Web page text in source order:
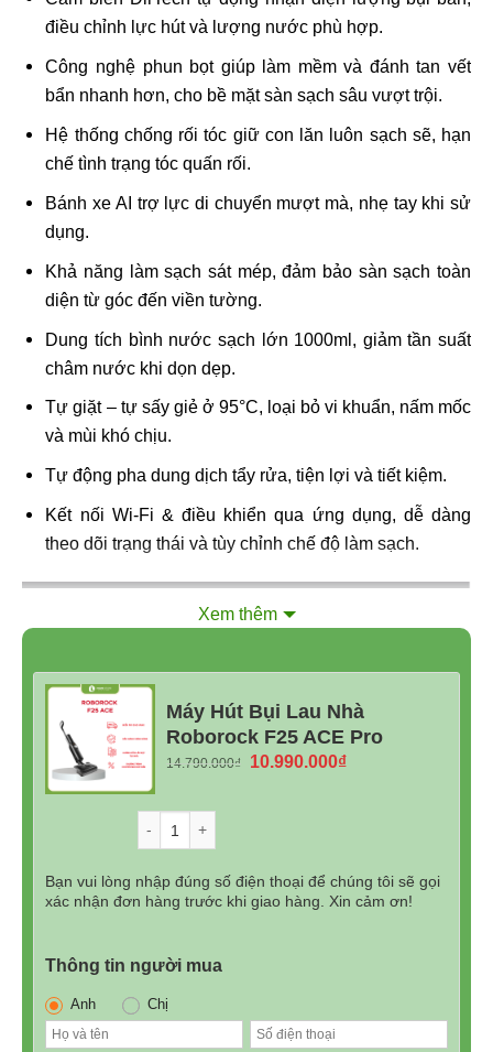
điều chỉnh lực hút và lượng nước phù hợp.
Công nghệ phun bọt giúp làm mềm và đánh tan vết
bẩn nhanh hơn, cho bề mặt sàn sạch sâu vượt trội.
Hệ thống chống rối tóc giữ con lăn luôn sạch sẽ, hạn
chế tình trạng tóc quấn rối.
Bánh xe AI trợ lực di chuyển mượt mà, nhẹ tay khi sử
dụng.
Khả năng làm sạch sát mép, đảm bảo sàn sạch toàn
diện từ góc đến viền tường.
Dung tích bình nước sạch lớn 1000ml, giảm tần suất
châm nước khi dọn dẹp.
Tự giặt – tự sấy giẻ ở 95°C, loại bỏ vi khuẩn, nấm mốc
và mùi khó chịu.
Tự động pha dung dịch tẩy rửa, tiện lợi và tiết kiệm.
Kết nối Wi-Fi & điều khiển qua ứng dụng, dễ dàng
theo dõi trạng thái và tùy chỉnh chế độ làm sạch.
Xem thêm
Máy Hút Bụi Lau Nhà
Roborock F25 ACE Pro
14.790.000₫
Giá
10.990.000₫Giá
Bạn vui lòng nhập đúng số điện thoại để chúng tôi sẽ gọi
xác nhận đơn hàng trước khi giao hàng. Xin cảm ơn!
Thông tin người mua
Anh Chị